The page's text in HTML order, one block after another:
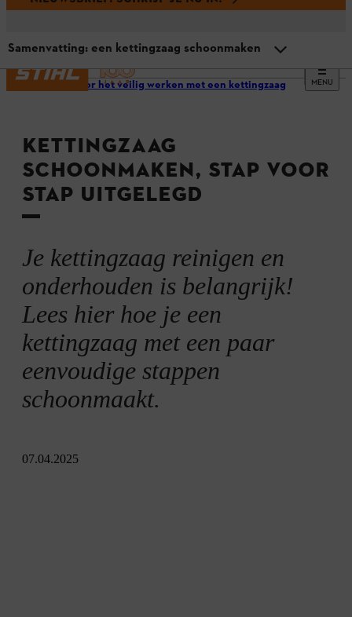
MENU
Tips voor het veilig werken met een kettingzaag
KETTINGZAAG
SCHOONMAKEN, STAP VOOR
STAP UITGELEGD
Je kettingzaag reinigen en
onderhouden is belangrijk!
Lees hier hoe je een
kettingzaag met een paar
eenvoudige stappen
schoonmaakt.
07.04.2025
Samenvatting: een kettingzaag schoonmaken
Een kettingzaag reinigen, handleiding
Bijzonderheden bij accu- en benzinekettingzagen
Samenvatting: een kettingzaag schoonmaken